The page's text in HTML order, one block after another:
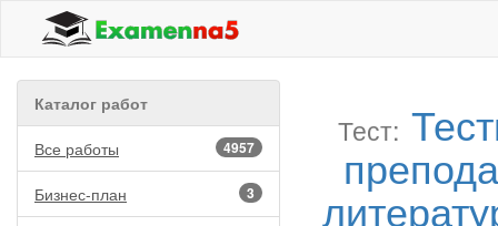
Каталог работ
4957
Все работы
3
Бизнес-план
Тест: